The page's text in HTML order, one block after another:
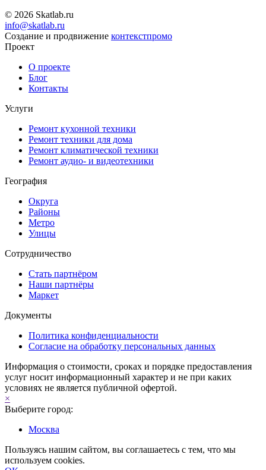
© 2026 Skatlab.ru
info@skatlab.ru
Создание и продвижение контекстпромо
Проект
О проекте
Блог
Контакты
Услуги
Ремонт кухонной техники
Ремонт техники для дома
Ремонт климатической техники
Ремонт аудио- и видеотехники
География
Округа
Районы
Метро
Улицы
Сотрудничество
Стать партнёром
Наши партнёры
Маркет
Документы
Политика конфиденциальности
Согласие на обработку персональных данных
Информация о стоимости, сроках и порядке предоставления
услуг носит информационный характер и не при каких
условиях не является публичной офертой.
×
Выберите город:
Москва
Пользуясь нашим сайтом, вы соглашаетесь с тем, что мы
используем cookies.